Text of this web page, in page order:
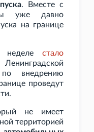
. Вместе с
уже давно
на границе
неделе стало
внедрению
проведут
не имеет
территорией